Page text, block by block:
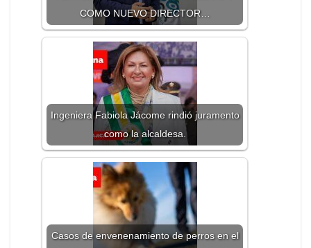
COMO NUEVO DIRECTOR…
Ingeniera Fabiola Jácome rindió juramento
como la alcaldesa.
Casos de envenenamiento de perros en el